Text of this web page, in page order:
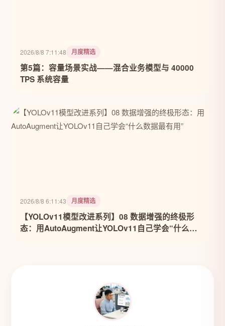
2026/8/8 7:11:48 月度精选
第5篇：容量场景实战——混合业务模型与 40000
TPS 系统容量
2026/8/8 6:11:43 月度精选
【YOLOv11模型改进系列】08 数据增强的终极形
态：用AutoAugment让YOLOv11自己学会“什么数